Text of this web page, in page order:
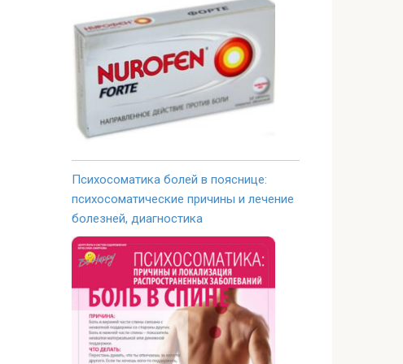
Психосоматика болей в пояснице:
психосоматические причины и лечение
болезней, диагностика